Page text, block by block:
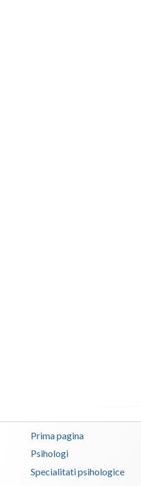
Prima pagina
Psihologi
Specialitati psihologice